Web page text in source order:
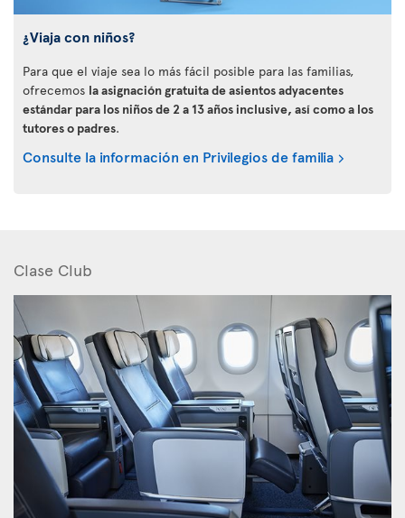
¿Viaja con niños?
Para que el viaje sea lo más fácil posible para las familias,
ofrecemos la asignación gratuita de asientos adyacentes
estándar para los niños de 2 a 13 años inclusive, así como a los
tutores o padres.
Consulte la información en Privilegios de familia
Clase Club